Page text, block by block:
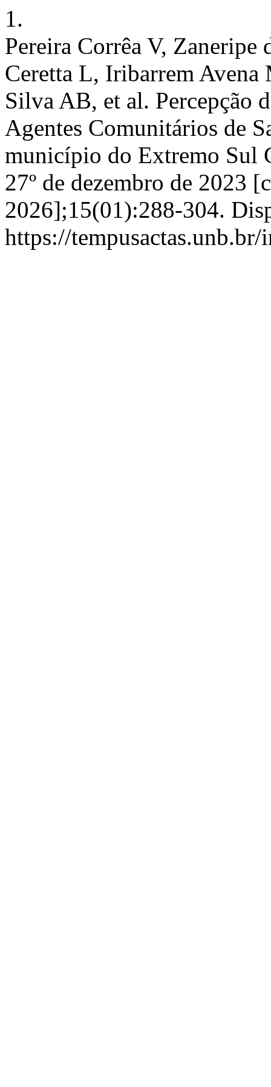
1.
Pereira Corrêa V, Zaneripe
Ceretta L, Iribarrem
Silva AB, et al. Percepção
Agentes Comunitários de
município do Extremo Sul
27º de dezembro de 2023
2026];15(01):288-304.
https://